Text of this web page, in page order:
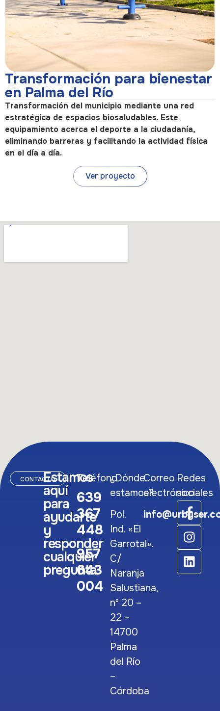
Transformación para bienestar
en Palma del Río
Transformación del municipio mediante una red
estratégica de espacios biosaludables. Este
equipamiento acerca el deporte a la ciudadanía,
eliminando barreras y facilitando la actividad física
en el día a día.
Ver proyecto
CONTACTOEstamos
aquí
para
ayudarte
y
responder
cualquier
pregunta
Teléfono
639
367
448
957
643
004
¿Dónde
estamos?
Pol.
Ind. «El
Garrotal».
C/
Naranja
Salustiana,
nº 20 –
22 –
14700
Palma
del Río
–
Córdoba
Correo
electrónico
Redes
sociales